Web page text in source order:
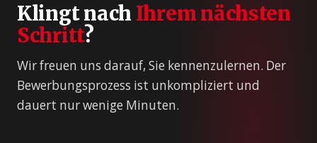
Klingt nach Ihrem nächsten
Schritt?
Wir freuen uns darauf, Sie kennenzulernen. Der
Bewerbungsprozess ist unkompliziert und
dauert nur wenige Minuten.